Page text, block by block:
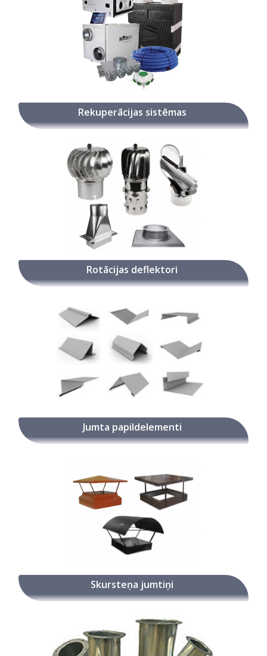
Rekuperācijas sistēmas
Rotācijas deflektori
Jumta papildelementi
Skursteņa jumtiņi